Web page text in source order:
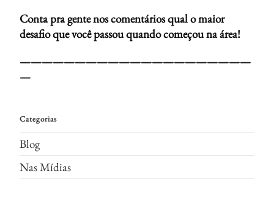
Conta pra gente nos comentários qual o maior
desafio que você passou quando começou na área!
—————————————————————
—
Categorias
Blog
Nas Mídias